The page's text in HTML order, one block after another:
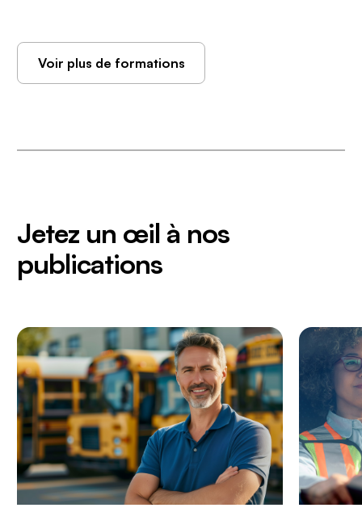
Voir plus de formations
Jetez un œil à nos
publications